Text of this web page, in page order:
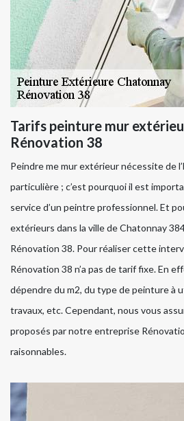
Tarifs peinture mur
Rénovation 38
Peindre me mur extérieur nécessite de
particulière ; c’est pourquoi il est
service d’un peintre professionnel. Et
extérieurs dans la ville de Chatonnay
Rénovation 38. Pour réaliser cette
Rénovation 38 n’a pas de tarif fixe. En
dépendre du m2, du type de peinture à
travaux, etc. Cependant, nous vous
proposés par notre entreprise
raisonnables.